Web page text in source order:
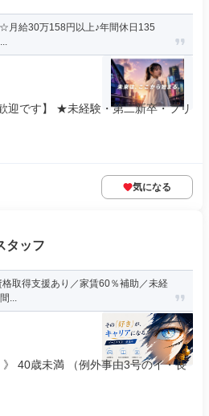
月給30万158円以上♪年間休日135
迎です】 ★未経験・第二新卒・フリ
気になる
タッフ
格取得支援あり／家賃60％補助／未経
...
40歳未満 （例外事由3号のイ・長